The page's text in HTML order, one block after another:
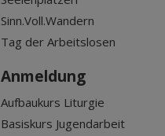
Sinn.Voll.Wandern
Tag der Arbeitslosen
Anmeldung
Aufbaukurs Liturgie
Basiskurs Jugendarbeit